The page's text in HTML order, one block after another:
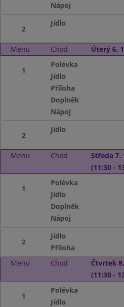
Nápoj
2
Jídlo
Menu Chod Úterý 6.
1
Polévka
Jídlo
Příloha
Doplněk
Nápoj
2
Jídlo
Menu Chod
Středa 7.
(11:30 -
1
Polévka
Jídlo
Doplněk
Nápoj
2
Jídlo
Příloha
Menu
Chod
Čtvrtek
(11:30 -
1
Polévka
Jídlo